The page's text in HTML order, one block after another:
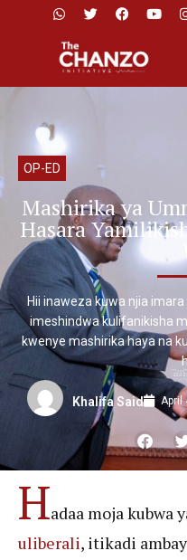
OP-ED
Mashirika ya
Hasara
Hii inaweza kuwa njia
imeshindwa kulifanikisha
kwenye mashirika haya na
Khalifa Said April
Hadaa moja kubwa
uliberali, itikadi